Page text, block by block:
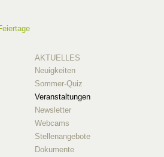
AKTUELLES
Neuigkeiten
Sommer-Quiz
Veranstaltungen
Newsletter
Webcams
Stellenangebote
Dokumente